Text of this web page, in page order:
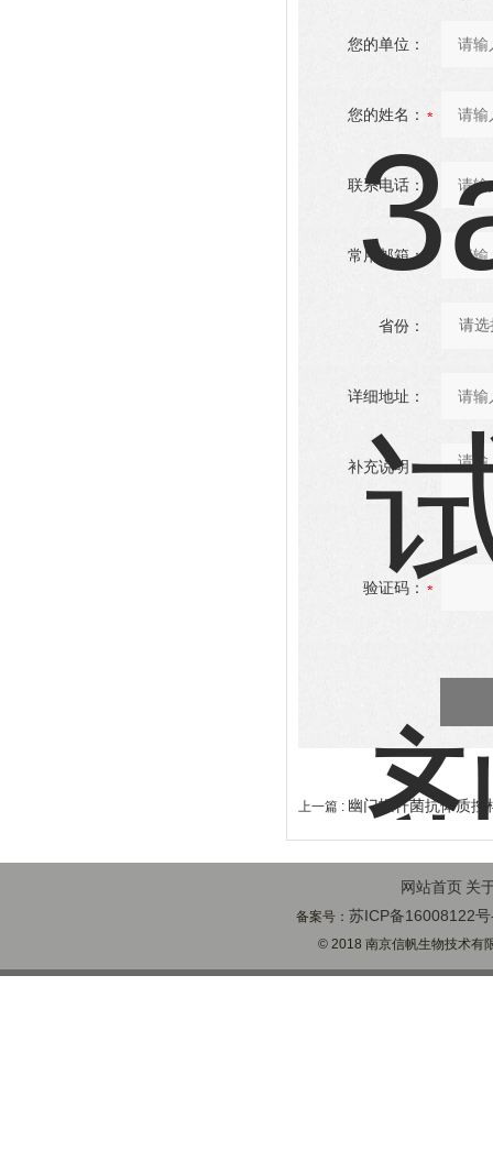
您的单位：
您的姓名：
联系电话：
常用邮箱：
省份：
详细地址：
补充说明：
验证码：
上一篇 : 幽门螺杆菌抗体质控
网站首页 关
备案号： 苏ICP备16008122
© 2018 南京信帆生物技术有